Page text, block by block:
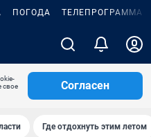
ПОГОДА ТЕЛЕПРОГРАММА
свое
Согласен
Где отдохнуть этим летом